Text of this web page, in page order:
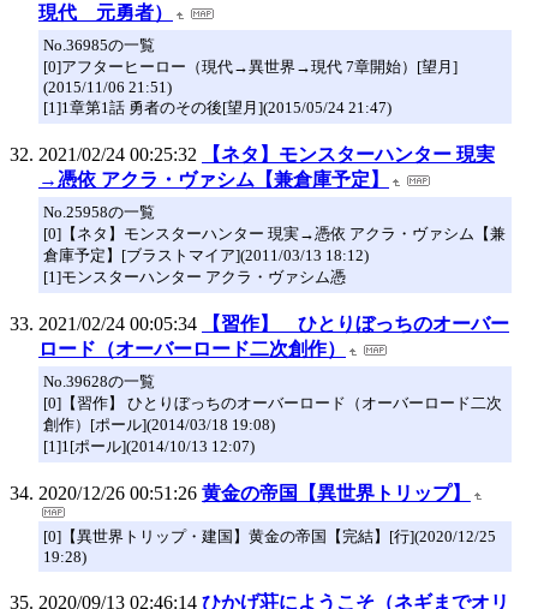
現代 元勇者）
No.36985の一覧
[0]アフターヒーロー（現代→異世界→現代 7章開始）[望月]
(2015/11/06 21:51)
[1]1章第1話 勇者のその後[望月](2015/05/24 21:47)
2021/02/24 00:25:32
【ネタ】モンスターハンター 現実
→憑依 アクラ・ヴァシム【兼倉庫予定】
No.25958の一覧
[0]【ネタ】モンスターハンター 現実→憑依 アクラ・ヴァシム【兼
倉庫予定】[ブラストマイア](2011/03/13 18:12)
[1]モンスターハンター アクラ・ヴァシム憑
2021/02/24 00:05:34
【習作】 ひとりぼっちのオーバー
ロード（オーバーロード二次創作）
No.39628の一覧
[0]【習作】 ひとりぼっちのオーバーロード（オーバーロード二次
創作）[ポール](2014/03/18 19:08)
[1]1[ポール](2014/10/13 12:07)
2020/12/26 00:51:26 黄金の帝国【異世界トリップ】
[0]【異世界トリップ・建国】黄金の帝国【完結】[行](2020/12/25
19:28)
2020/09/13 02:46:14 ひかげ荘にようこそ（ネギまでオリ